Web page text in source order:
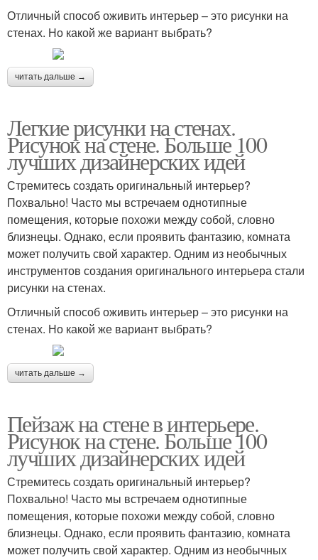
Отличный способ оживить интерьер – это рисунки на
стенах. Но какой же вариант выбрать?
читать дальше →
Легкие рисунки на стенах.
Рисунок на стене. Больше 100
лучших дизайнерских идей
Стремитесь создать оригинальный интерьер?
Похвально! Часто мы встречаем однотипные
помещения, которые похожи между собой, словно
близнецы. Однако, если проявить фантазию, комната
может получить свой характер. Одним из необычных
инструментов создания оригинального интерьера стали
рисунки на стенах.
Отличный способ оживить интерьер – это рисунки на
стенах. Но какой же вариант выбрать?
читать дальше →
Пейзаж на стене в интерьере.
Рисунок на стене. Больше 100
лучших дизайнерских идей
Стремитесь создать оригинальный интерьер?
Похвально! Часто мы встречаем однотипные
помещения, которые похожи между собой, словно
близнецы. Однако, если проявить фантазию, комната
может получить свой характер. Одним из необычных